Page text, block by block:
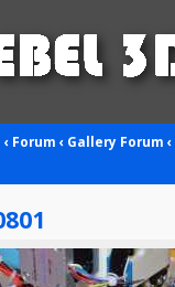
‹ Forum ‹ Gallery Forum ‹